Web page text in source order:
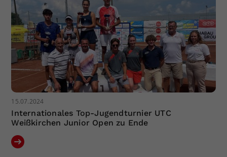
15.07.2024
Internationales Top-Jugendturnier UTC
Weißkirchen Junior Open zu Ende